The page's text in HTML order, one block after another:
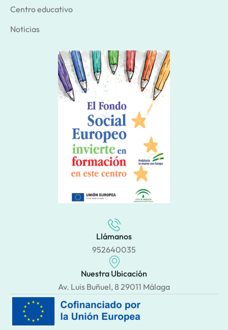
Centro educativo
Noticias
Llámanos
952640035
Nuestra Ubicación
Av. Luis Buñuel, 8 29011 Málaga